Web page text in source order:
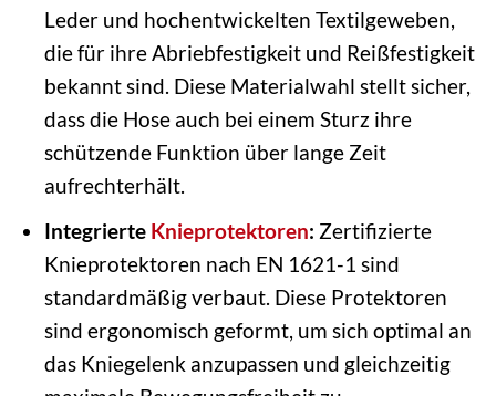
Leder und hochentwickelten Textilgeweben,
die für ihre Abriebfestigkeit und Reißfestigkeit
bekannt sind. Diese Materialwahl stellt sicher,
dass die Hose auch bei einem Sturz ihre
schützende Funktion über lange Zeit
aufrechterhält.
Integrierte Knieprotektoren: Zertifizierte
Knieprotektoren nach EN 1621-1 sind
standardmäßig verbaut. Diese Protektoren
sind ergonomisch geformt, um sich optimal an
das Kniegelenk anzupassen und gleichzeitig